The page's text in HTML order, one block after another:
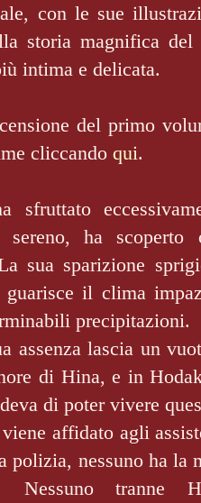
con le sue
storia magnifica
intima e delicata.
del primo
cliccando qui.
sfruttato
sereno, ha
sua sparizione
guarisce il clima
precipitazioni.
assenza lascia un
di Hina, e in
di poter vivere
affidato agli
polizia, nessuno ha la
tranne